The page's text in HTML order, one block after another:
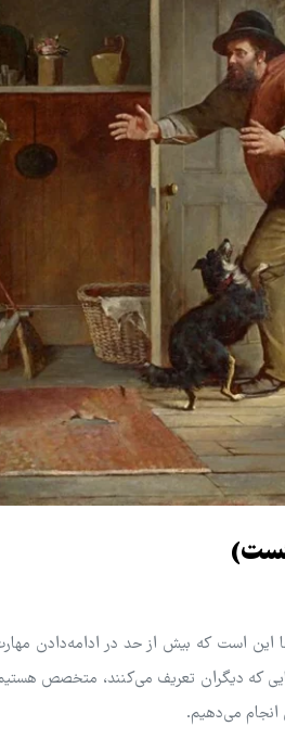
است که بیش از حد در ادامه‌دادن
که دیگران تعریف می‌کنند، متخصص
می‌دهیم.